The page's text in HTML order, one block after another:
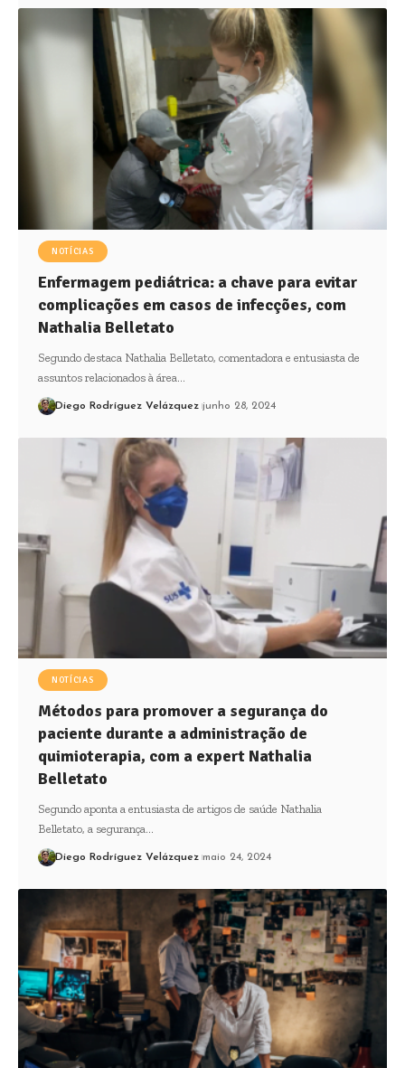
NOTÍCIAS
Enfermagem pediátrica: a chave para evitar
complicações em casos de infecções, com
Nathalia Belletato
Segundo destaca Nathalia Belletato, comentadora e entusiasta de
assuntos relacionados à área…
Diego Rodríguez Velázquez junho 28, 2024
NOTÍCIAS
Métodos para promover a segurança do
paciente durante a administração de
quimioterapia, com a expert Nathalia
Belletato
Segundo aponta a entusiasta de artigos de saúde Nathalia
Belletato, a segurança…
Diego Rodríguez Velázquez maio 24, 2024